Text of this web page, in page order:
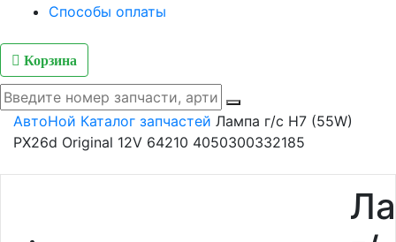
Способы оплаты
Корзина
АвтоНой Каталог запчастей Лампа г/с H7 (55W)
РХ26d Original 12V 64210 4050300332185